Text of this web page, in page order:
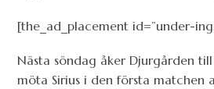
[the_ad_placement id=”under-
Nästa söndag åker Djurgården
möta Sirius i den första matchen